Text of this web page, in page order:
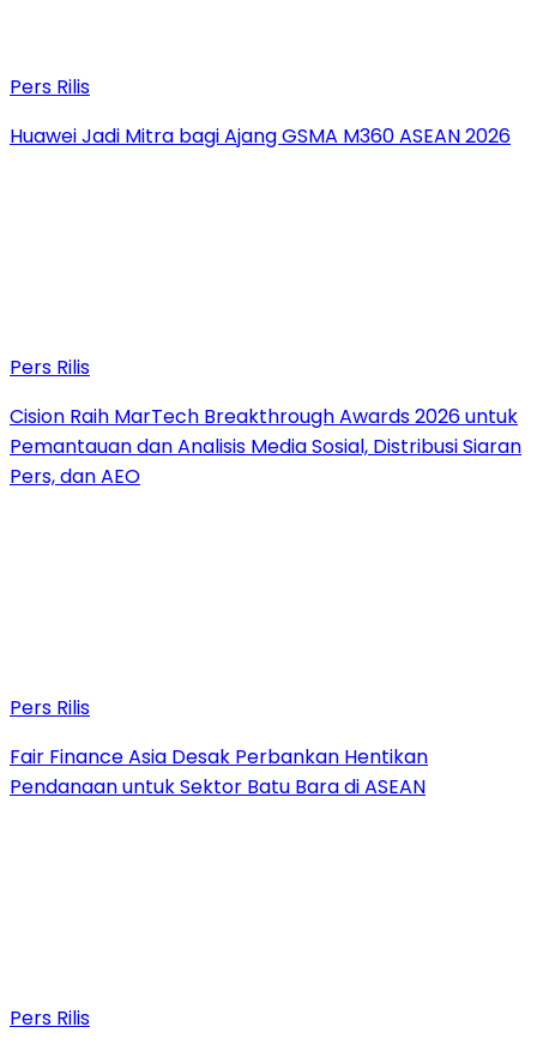
Pers Rilis
Huawei Jadi Mitra bagi Ajang GSMA M360 ASEAN 2026
Pers Rilis
Cision Raih MarTech Breakthrough Awards 2026 untuk
Pemantauan dan Analisis Media Sosial, Distribusi Siaran
Pers, dan AEO
Pers Rilis
Fair Finance Asia Desak Perbankan Hentikan
Pendanaan untuk Sektor Batu Bara di ASEAN
Pers Rilis